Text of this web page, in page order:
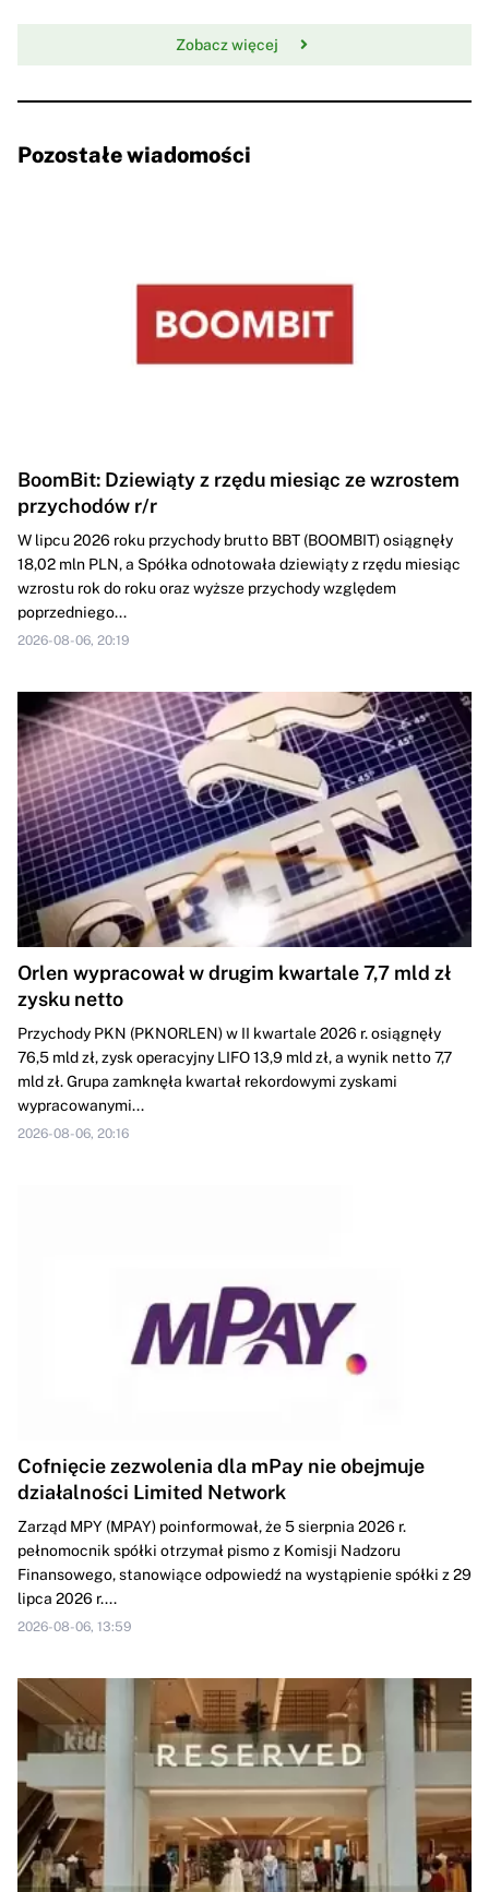
Zobacz więcej
Pozostałe wiadomości
BoomBit: Dziewiąty z rzędu miesiąc ze wzrostem
przychodów r/r
W lipcu 2026 roku przychody brutto BBT (BOOMBIT) osiągnęły
18,02 mln PLN, a Spółka odnotowała dziewiąty z rzędu miesiąc
wzrostu rok do roku oraz wyższe przychody względem
poprzedniego...
2026-08-06, 20:19
Orlen wypracował w drugim kwartale 7,7 mld zł
zysku netto
Przychody PKN (PKNORLEN) w II kwartale 2026 r. osiągnęły
76,5 mld zł, zysk operacyjny LIFO 13,9 mld zł, a wynik netto 7,7
mld zł. Grupa zamknęła kwartał rekordowymi zyskami
wypracowanymi...
2026-08-06, 20:16
Cofnięcie zezwolenia dla mPay nie obejmuje
działalności Limited Network
Zarząd MPY (MPAY) poinformował, że 5 sierpnia 2026 r.
pełnomocnik spółki otrzymał pismo z Komisji Nadzoru
Finansowego, stanowiące odpowiedź na wystąpienie spółki z 29
lipca 2026 r....
2026-08-06, 13:59